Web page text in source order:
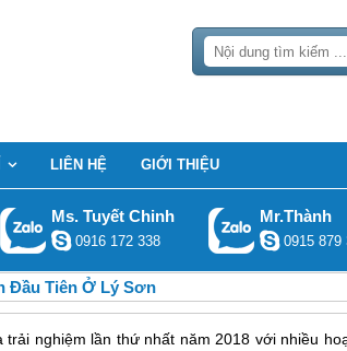
LIÊN HỆ GIỚI THIỆU
Ms. Tuyết Chinh
0916 172 338
Mr.Thành
0915 879
Đầu Tiên Ở Lý Sơn
nghiệm lần thứ nhất năm 2018 với nhiều